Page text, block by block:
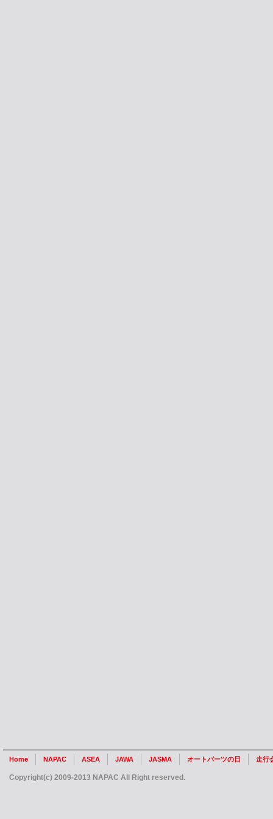
Home NAPAC ASEA JAWA JASMA オートパーツの日 走行
Copyright(c) 2009-2013 NAPAC All Right reserved.